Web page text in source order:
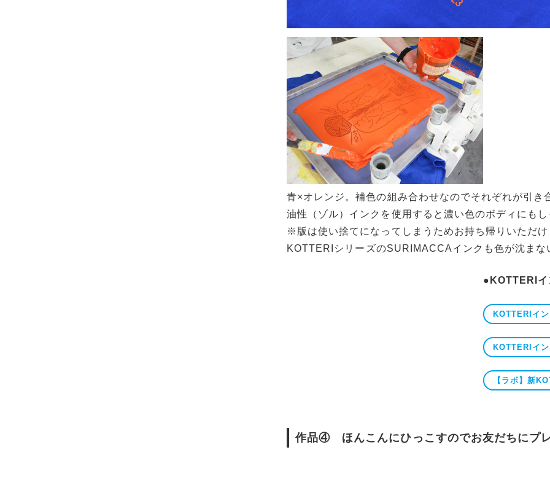
青×オレンジ。補色の組み合わせなのでそれぞれが引き
油性（ゾル）インクを使用すると濃い色のボディにも
※版は使い捨てになってしまうためお持ち帰りいただ
KOTTERIシリーズのSURIMACCAインクも色が沈まな
●KOTTERIイ
KOTTERIイ
KOTTERIイ
【ラボ】新
作品④ ほんこんにひっこすのでお友だちにプ